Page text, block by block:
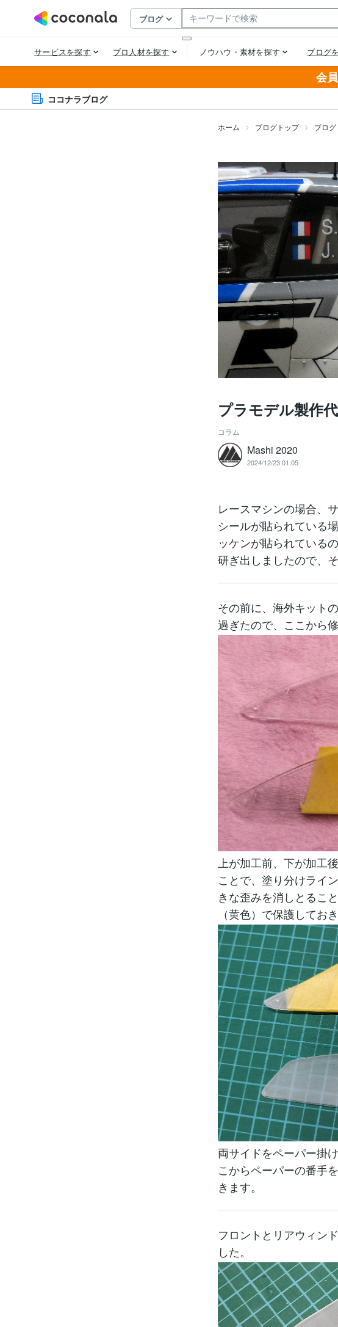
会
ココナラブログ
ホーム ブログトップ ブログ
プラモデル製作
コラム
Mashi 2020
2024/12/23 01:05
レースマシンの場合、
シールが貼られている
ッケンが貼られている
研ぎ出しましたので、
その前に、海外キット
過ぎたので、ここから
上が加工前、下が加工
ことで、塗り分けライ
きな歪みを消しとるこ
（黄色）で保護してお
両サイドをペーパー掛
こからペーパーの番手
きます。
フロントとリアウィン
した。